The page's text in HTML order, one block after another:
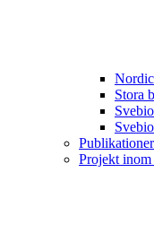
Stora
Projekt inom